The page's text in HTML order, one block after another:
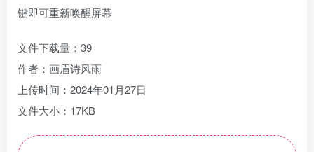
键即可重新唤醒屏幕
文件下载量：39
作者：画眉诗风雨
上传时间：2024年01月27日
文件大小：17KB